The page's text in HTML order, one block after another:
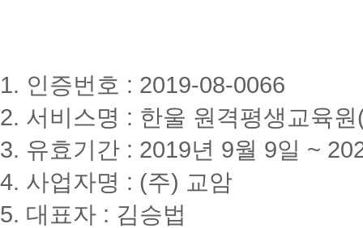
1. 인증번호 : 2019-08-0066
2. 서비스명 : 한울 원격평생교육
3. 유효기간 : 2019년 9월 9일 ~
4. 사업자명 : (주) 교암
5. 대표자 : 김승법